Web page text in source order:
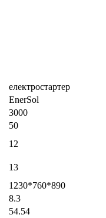
електростартер
EnerSol
3000
50
12
13
1230*760*890
8.3
54.54